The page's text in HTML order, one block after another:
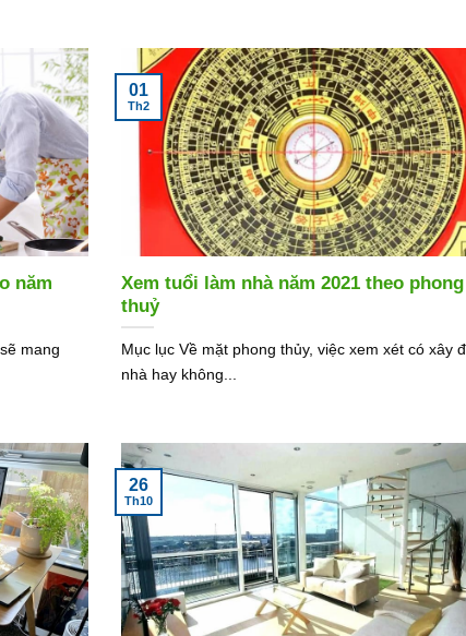
năm
mang
Xem tuổi làm nhà năm 2021 theo phong
thuỷ
Mục lục Về mặt phong thủy, việc xem xét có xây
nhà hay không...
01
Th2
26
Th10